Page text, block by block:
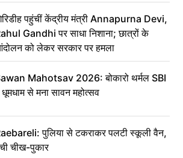
पहुंचीं केंद्रीय मंत्री Annapurna Devi,
Gandhi पर साधा निशाना; छात्रों के
को लेकर सरकार पर हमला
Mahotsav 2026: बोकारो थर्मल SBI
से मना सावन महोत्सव
पुलिया से टकराकर पलटी स्कूली वैन,
चीख-पुकार